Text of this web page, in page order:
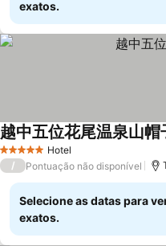
exatos.
5 Estrelas Hotel
越中五位花尾温泉山帽
/ Pontuação não disponível
Selecione as datas para
exatos.